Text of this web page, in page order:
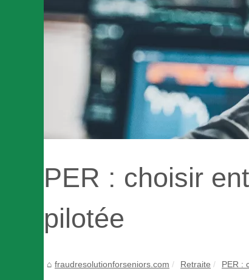
PER : choisir
pilotée
fraudresolutionforseniors.com Retraite PER :